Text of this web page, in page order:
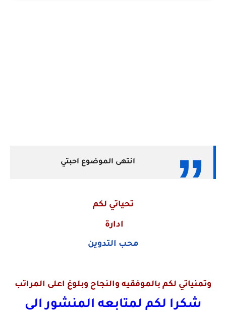
انتهى الموضوع احبتي
تحياتي لكم
ادارة
محب التدوين
وتمنياتي لكم بالموفقيه والنجاح وبلوغ اعلى المراتب
شكرا لكم لمتابعه المنشور الى